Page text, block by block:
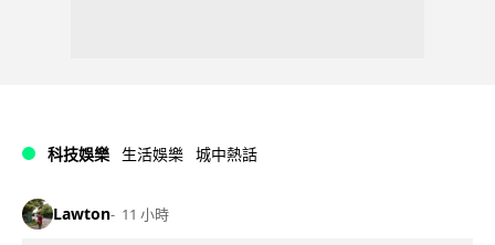
科技娛樂 生活娛樂 城中熱話
Lawton 11 小時